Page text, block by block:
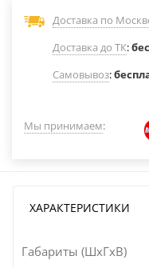
Доставка по
Доставка до ТК:
Самовывоз:
Мы принимаем:
ХАРАКТЕРИСТИКИ
Габариты (ШxГxВ)